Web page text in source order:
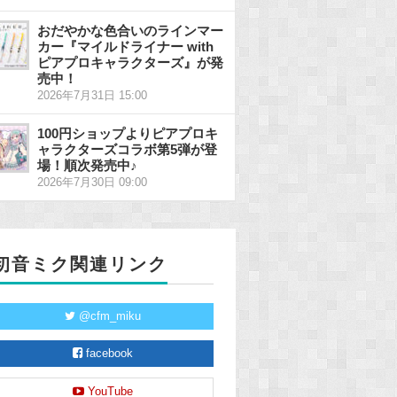
おだやかな色合いのラインマー
カー『マイルドライナー with
ピアプロキャラクターズ』が発
売中！
2026年7月31日 15:00
100円ショップよりピアプロキ
ャラクターズコラボ第5弾が登
場！順次発売中♪
2026年7月30日 09:00
音ミク関連リンク
@cfm_miku
facebook
YouTube